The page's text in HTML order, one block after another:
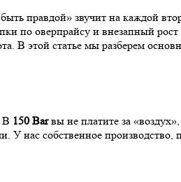
правдой» звучит на каждой
по оверпрайсу и внезапный
В этой статье мы разберем
В 150 Barвы не платите за
У нас собственное